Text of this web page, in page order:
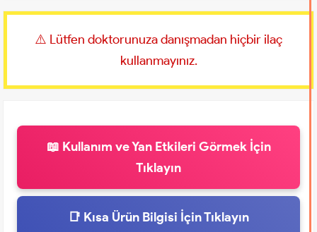
⚠️ Lütfen doktorunuza danışmadan hiçbir ilaç
kullanmayınız.
📖 Kullanım ve Yan Etkileri Görmek İçin
Tıklayın
📑 Kısa Ürün Bilgisi İçin Tıklayın